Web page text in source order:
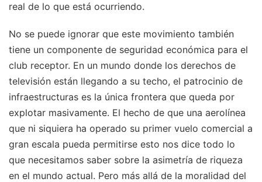
real de lo que está ocurriendo.
No se puede ignorar que este movimiento también
tiene un componente de seguridad económica para el
club receptor. En un mundo donde los derechos de
televisión están llegando a su techo, el patrocinio de
infraestructuras es la única frontera que queda por
explotar masivamente. El hecho de que una aerolínea
que ni siquiera ha operado su primer vuelo comercial a
gran escala pueda permitirse esto nos dice todo lo
que necesitamos saber sobre la asimetría de riqueza
en el mundo actual. Pero más allá de la moralidad del